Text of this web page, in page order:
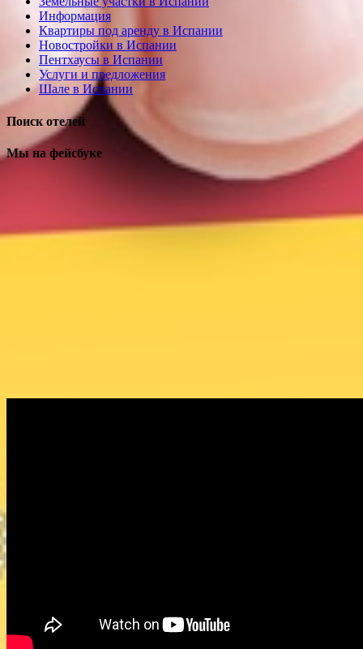
Информация
Квартиры под аренду в Испании
Новостройки в Испании
Пентхаусы в Испании
Услуги и предложения
Шале в Испании
Поиск отелей
Мы на фейсбуке